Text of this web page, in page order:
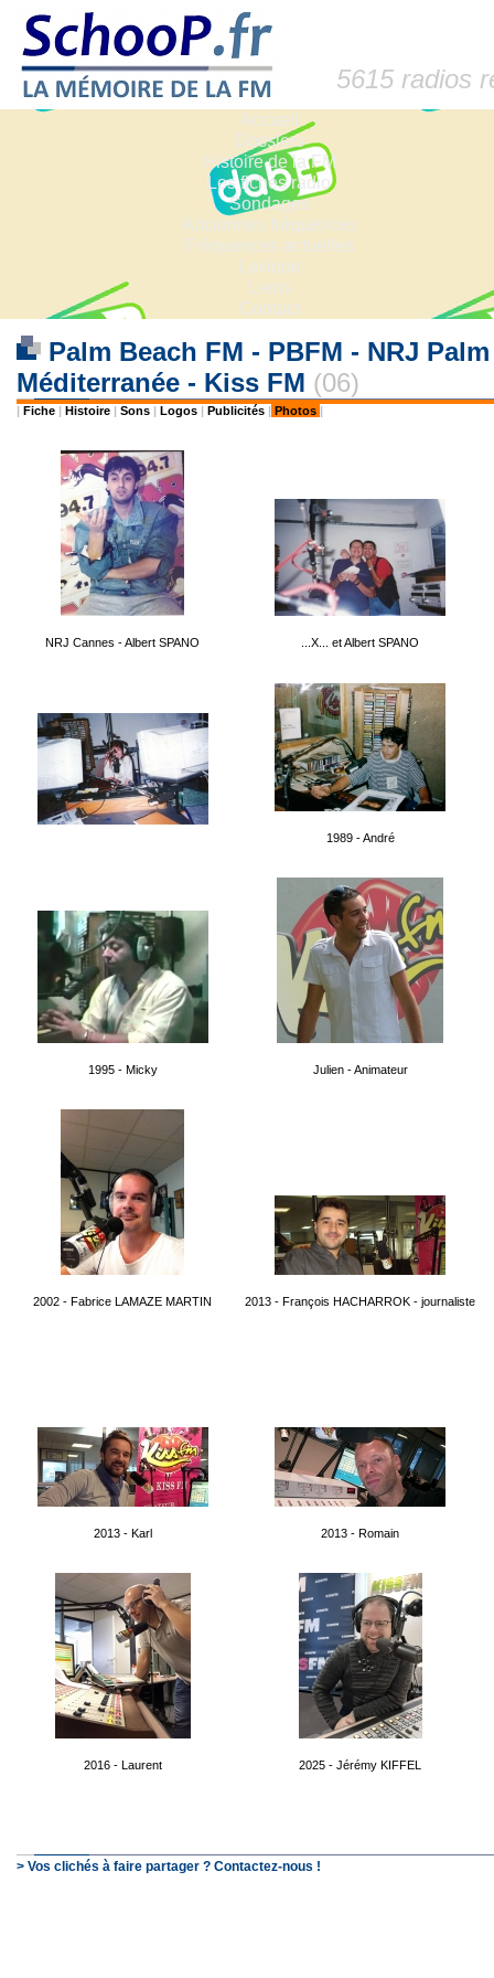
5615 radios
Accueil
Dossiers
Histoire de la FM
Les fiches radio
Sondages
Anciennes fréquences
Fréquences actuelles
Lexique
Liens
Contact
Palm Beach FM - PBFM - NRJ
Méditerranée - Kiss FM (06)
| Fiche | Histoire | Sons | Logos | Publicités | Photos |
NRJ Cannes - Albert SPANO ...X... et Albert SPANO
1989 - André
1995 - Micky Julien - Animateur
2002 - Fabrice LAMAZE MARTIN 2013 - François HACHARROK - journaliste
2013 - Karl 2013 - Romain
2016 - Laurent 2025 - Jérémy KIFFEL
> Vos clichés à faire partager ? Contactez-nous !